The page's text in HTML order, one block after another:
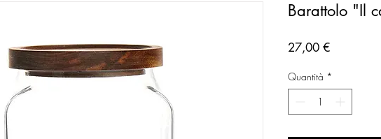
Barattolo "Il
27,00 €Prezzo
Quantità *